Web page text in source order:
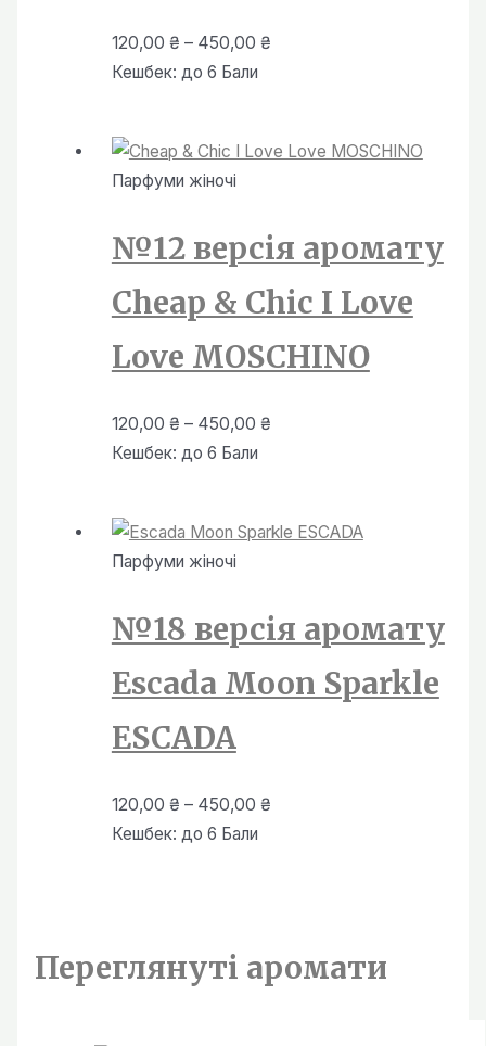
120,00 ₴ – 450,00 ₴Діапазон
до
Кешбек: до 6 Бали
Парфуми жiночi
№12 версія аромату
Cheap & Chic I Love
Love MOSCHINO
120,00 ₴ – 450,00 ₴Діапазон
до
Кешбек: до 6 Бали
Парфуми жiночi
№18 версія аромату
Escada Moon Sparkle
ESCADA
120,00 ₴ – 450,00 ₴Діапазон
Кешбек: до 6 Бали
Переглянутi аромати